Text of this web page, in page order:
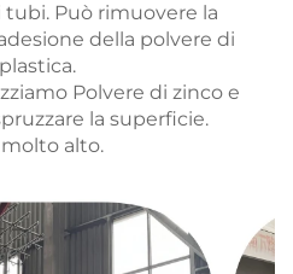
Può rimuovere la
della polvere di
Polvere di zinco e
alto.